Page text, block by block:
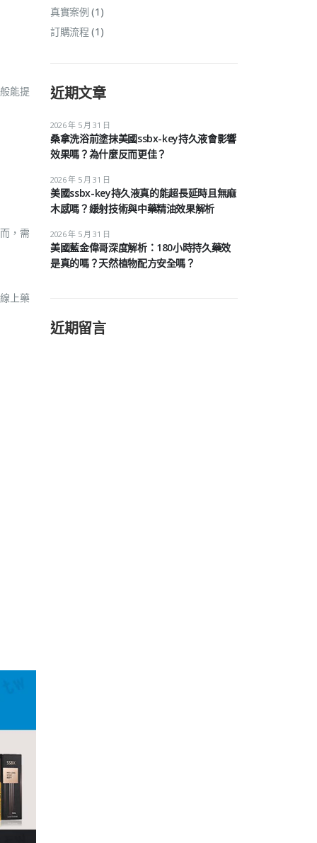
能提
，需
上藥
真實案例 (1)
訂購流程 (1)
近期文章
桑拿洗浴前塗抹美國ssbx-key持久液會影響
效果嗎？為什麼反而更佳？
2026 年 5 月 31 日
美國ssbx-key持久液真的能超長延時且無麻
木感嗎？緩射技術與中藥精油效果解析
2026 年 5 月 31 日
美國藍金偉哥深度解析：180小時持久藥效
是真的嗎？天然植物配方安全嗎？
2026 年 5 月 31 日
近期留言